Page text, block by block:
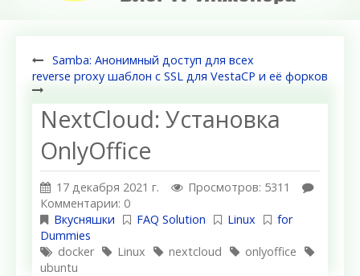
Samba: Анонимный доступ для всех
reverse proxy шаблон c SSL для VestaCP и её форков
NextCloud: Установка
OnlyOffice
17 декабря 2021 г.
Просмотров: 5311
Комментарии: 0
Вкусняшки
FAQ Solution Linux
for
Dummies
docker
Linux nextcloud
onlyoffice
ubuntu